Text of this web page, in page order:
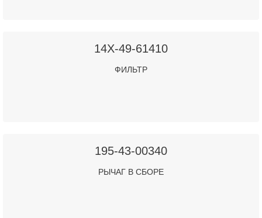
14X-49-61410
ФИЛЬТР
195-43-00340
РЫЧАГ В СБОРЕ